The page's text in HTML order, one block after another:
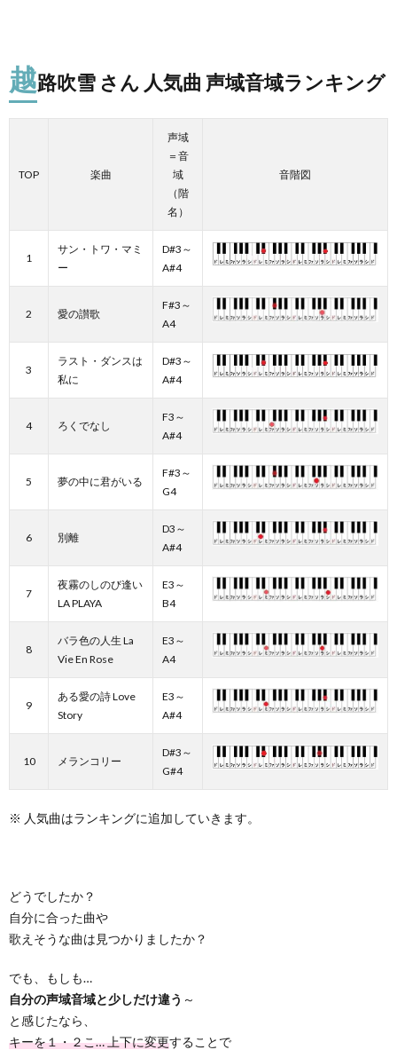
越路吹雪 さん 人気曲 声域音域ランキング
TOP 楽曲
声域
＝音
域
（階
名）
音階図
1
サン・トワ・マミ
ー
D#3～
A#4
2 愛の讃歌
F#3～
A4
3
ラスト・ダンスは
私に
D#3～
A#4
4 ろくでなし
F3～
A#4
5 夢の中に君がいる
F#3～
G4
6 別離
D3～
A#4
7
夜霧のしのび逢い
LA PLAYA
E3～
B4
8
バラ色の人生 La
Vie En Rose
E3～
A4
9
ある愛の詩 Love
Story
E3～
A#4
10 メランコリー
D#3～
G#4
※ 人気曲はランキングに追加していきます。
どうでしたか？
自分に合った曲や
歌えそうな曲は見つかりましたか？
でも、もしも…
自分の声域音域と少しだけ違う ～
と感じたなら、
キーを１・２こ… 上下に変更することで